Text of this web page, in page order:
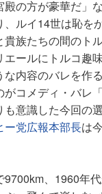
殿の方が豪華だ」
ルイ14世は恥を
族たちの間のト
ールにトルコ趣
内容のバレを作
がコメディ・バレ
も意識した今回の
ー党広報本部長は
、1960年